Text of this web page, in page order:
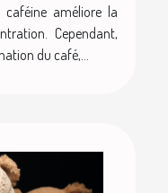
améliore la
Cependant,
du café,...